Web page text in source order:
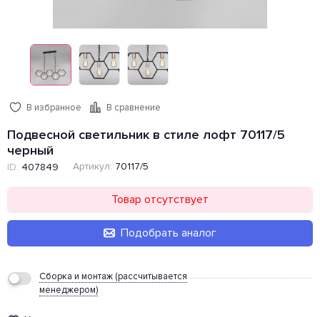
В избранное В сравнение
Подвесной светильник в стиле лофт 70117/5
черный
ID: 407849 Артикул: 70117/5
Товар отсутствует
Подобрать аналог
Сборка и монтаж (рассчитывается
менеджером)